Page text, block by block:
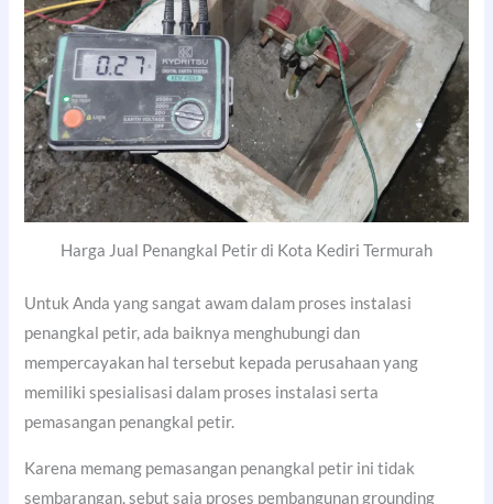
Harga Jual Penangkal Petir di Kota Kediri Termurah
Untuk Anda yang sangat awam dalam proses instalasi
penangkal petir, ada baiknya menghubungi dan
mempercayakan hal tersebut kepada perusahaan yang
memiliki spesialisasi dalam proses instalasi serta
pemasangan penangkal petir.
Karena memang pemasangan penangkal petir ini tidak
sembarangan, sebut saja proses pembangunan grounding